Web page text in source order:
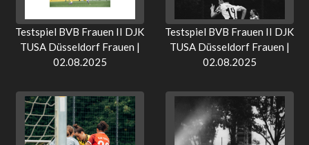
Testspiel BVB Frauen II DJK
TUSA Düsseldorf Frauen |
02.08.2025
Testspiel BVB Frauen II DJK
TUSA Düsseldorf Frauen |
02.08.2025